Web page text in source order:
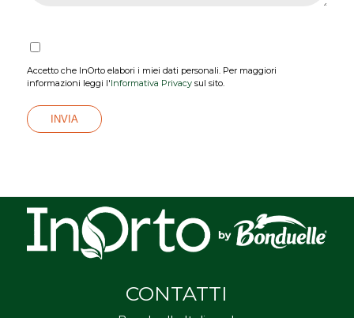
Accetto che InOrto elabori i miei dati personali. Per maggiori
informazioni leggi l'Informativa Privacysul sito.
CONTATTI